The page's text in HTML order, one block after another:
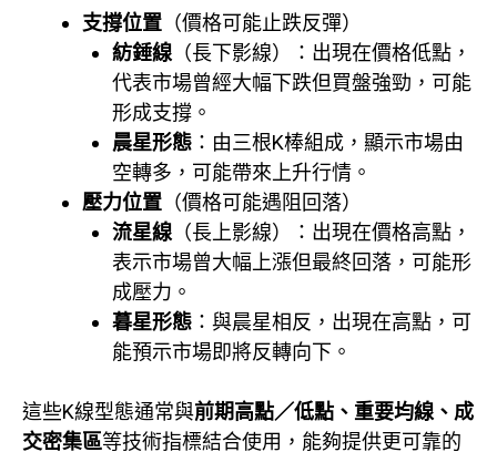
支撐位置 （價格可能止跌反彈）
紡錘線（長下影線）：出現在價格低點，
代表市場曾經大幅下跌但買盤強勁，可能
形成支撐。
晨星形態 ：由三根K棒組成，顯示市場由
空轉多，可能帶來上升行情。
壓力位置 （價格可能遇阻回落）
流星線（長上影線）：出現在價格高點，
表示市場曾大幅上漲但最終回落，可能形
成壓力。
暮星形態 ：與晨星相反，出現在高點，可
能預示市場即將反轉向下。
這些K線型態通常與前期高點／低點、重要均線、成
交密集區等技術指標結合使用，能夠提供更可靠的